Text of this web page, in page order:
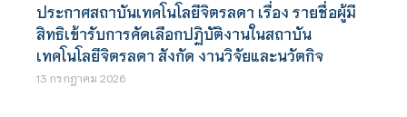
ประกาศสถาบันเทคโนโลยีจิตรลดา เรื่อง รายชื่อผู้มี
สิทธิเข้ารับการคัดเลือกปฏิบัติงานในสถาบัน
เทคโนโลยีจิตรลดา สังกัด งานวิจัยและนวัตกิจ
13 กรกฎาคม 2026